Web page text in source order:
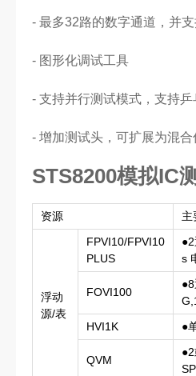
- 最多32路的数字通道，并
- 图形化调试工具
- 支持并行测试模式，支持
- 增加测试头，可扩展为混
STS8200模拟IC
资源 主
浮动
源/表
FPVI10/FPVI10
PLUS
s
FOVI100
HVI1K
●
QVM